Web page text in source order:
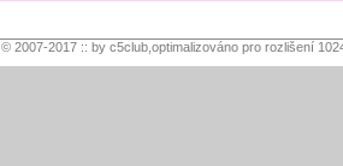
© 2007-2017 :: by c5club,optimalizováno pro rozlišení